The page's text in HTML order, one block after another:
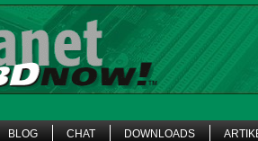
BLOG CHAT DOWNLOADS